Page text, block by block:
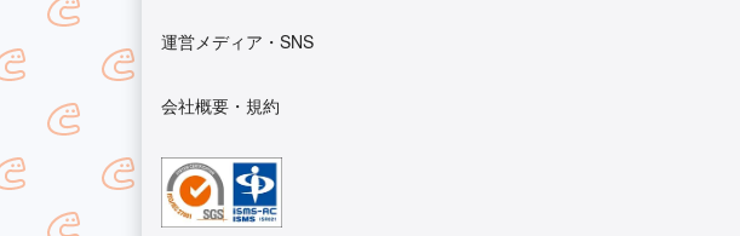
運営メディア・SNS
会社概要・規約